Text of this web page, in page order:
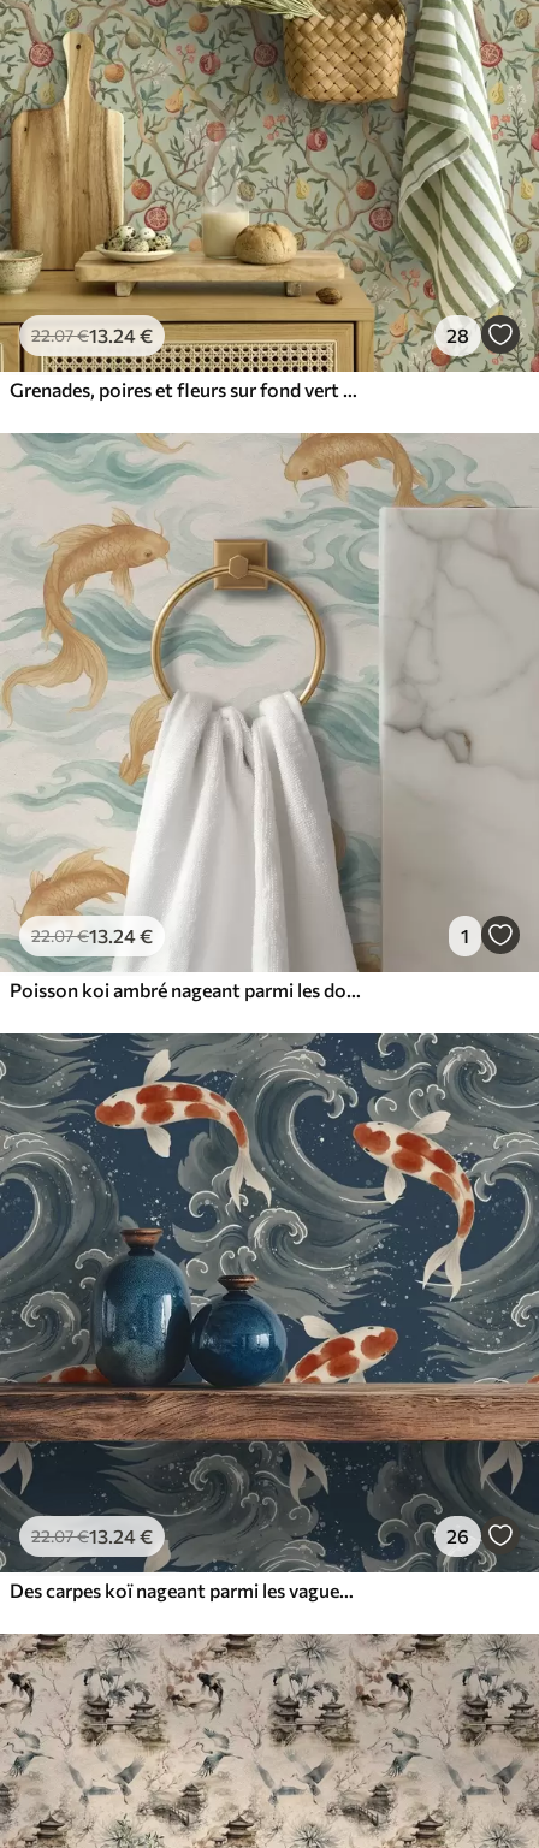
22.07€13.24€ 28
Grenades, poires et fleurs sur fond vert pâle
22.07€13.24€ 1
Poisson koi ambré nageant parmi les douces vagues turquoise
22.07€13.24€ 26
Des carpes koï nageant parmi les vagues spectaculaires de l'océan